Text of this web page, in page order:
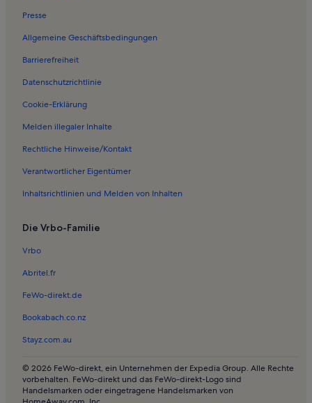
Presse
Allgemeine Geschäftsbedingungen
Barrierefreiheit
Datenschutzrichtlinie
Cookie-Erklärung
Melden illegaler Inhalte
Rechtliche Hinweise/Kontakt
Verantwortlicher Eigentümer
Inhaltsrichtlinien und Melden von Inhalten
Die Vrbo-Familie
Vrbo
Abritel.fr
FeWo-direkt.de
Bookabach.co.nz
Stayz.com.au
© 2026 FeWo-direkt, ein Unternehmen der Expedia Group. Alle Rechte
vorbehalten. FeWo-direkt und das FeWo-direkt-Logo sind
Handelsmarken oder eingetragene Handelsmarken von